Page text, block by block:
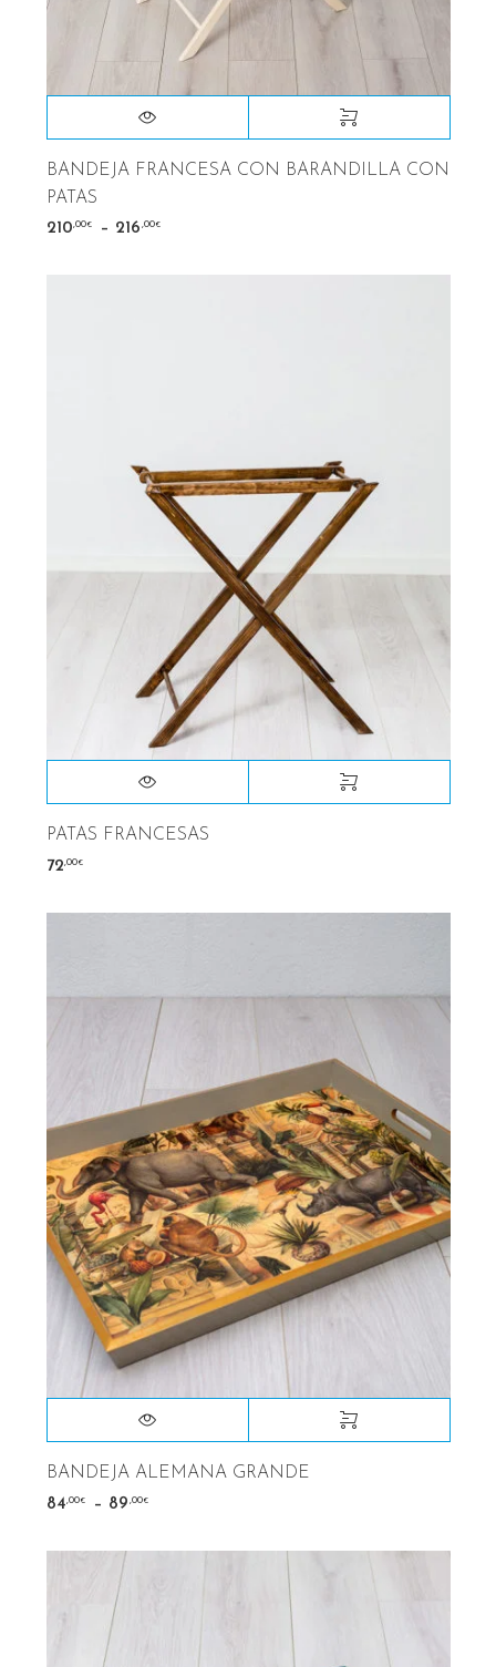
BANDEJA FRANCESA CON BARANDILLA CON
PATAS
210,00€ – 216 ,00€
PATAS FRANCESAS
72,00€
BANDEJA ALEMANA GRANDE
84,00€ – 89 ,00€